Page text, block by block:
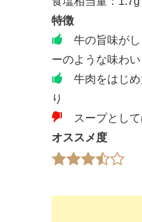
特徴
牛の旨味がし
ーのような味わい
牛肉をはじめ
り
スープとして
オススメ度